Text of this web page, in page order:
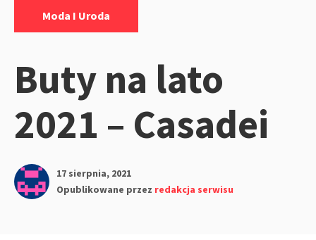
Moda I Uroda
Buty na lato
2021 – Casadei
17 sierpnia, 2021
Opublikowane przez redakcja serwisu